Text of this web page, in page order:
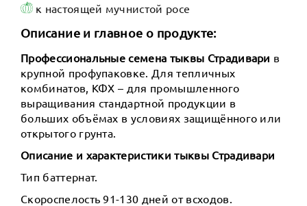
к настоящей мучнистой росе
Описание и главное о продукте:
Профессиональные семена тыквы Страдивари в
крупной профупаковке. Для тепличных
комбинатов, КФХ – для промышленного
выращивания стандартной продукции в
больших объёмах в условиях защищённого или
открытого грунта.
Описание и характеристики тыквы Страдивари
Тип баттернат.
Скороспелость 91-130 дней от всходов.